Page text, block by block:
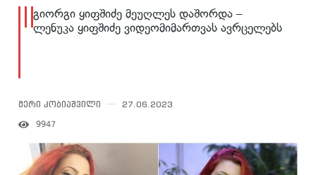
გიორგი ყიფშიძე მეუღლეს დაშორდა –
ლენუკა ყიფშიძე ვიდეომიმართვას ავრცელებს
მერი კობიაშვილი 27.06.2023
9947